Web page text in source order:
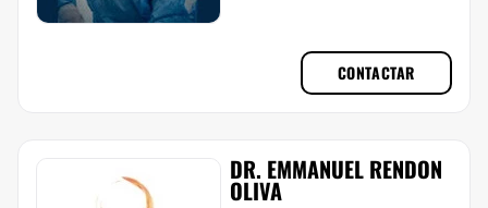
CONTACTAR
DR. EMMANUEL RENDON
OLIVA